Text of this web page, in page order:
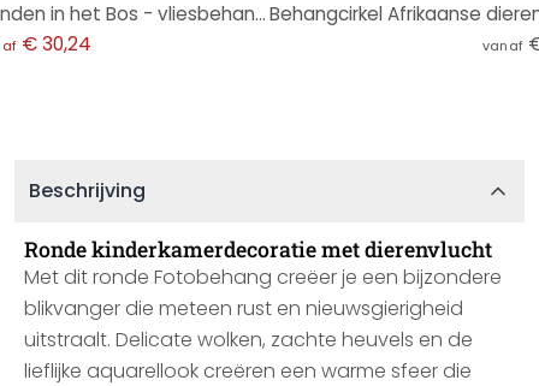
Behangcirkel Kvilis - Dierenvrienden in het Bos - vliesbehang/zelfklevend vliesbehang
€ 30,24 vanaf
Beschrijving
Ronde kinderkamerdecoratie met dierenvlucht
Met dit ronde Fotobehang creëer je een bijzondere
blikvanger die meteen rust en nieuwsgierigheid
uitstraalt. Delicate wolken, zachte heuvels en de
lieflijke aquarellook creëren een warme sfeer die